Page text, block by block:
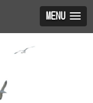
MENU